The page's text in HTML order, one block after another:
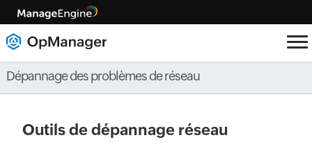
Dépannage des problèmes de réseau
Outils de dépannage réseau